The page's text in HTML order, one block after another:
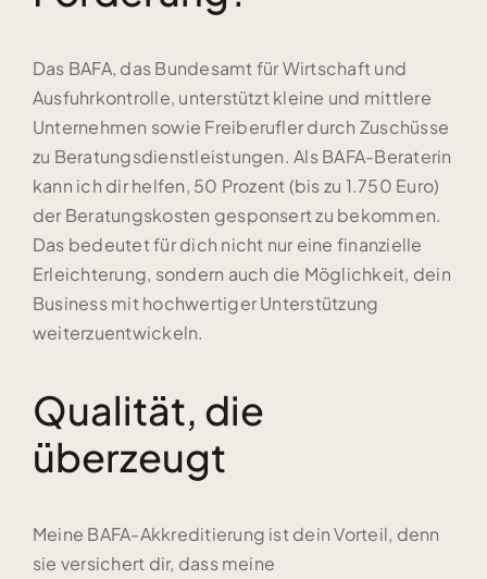
Das BAFA, das Bundesamt für Wirtschaft und
Ausfuhrkontrolle, unterstützt kleine und mittlere
Unternehmen sowie Freiberufler durch Zuschüsse
zu Beratungsdienstleistungen. Als BAFA-Beraterin
kann ich dir helfen, 50 Prozent (bis zu 1.750 Euro)
der Beratungskosten gesponsert zu bekommen.
Das bedeutet für dich nicht nur eine finanzielle
Erleichterung, sondern auch die Möglichkeit, dein
Business mit hochwertiger Unterstützung
weiterzuentwickeln.
Qualität, die
überzeugt
Meine BAFA-Akkreditierung ist dein Vorteil, denn
sie versichert dir, dass meine